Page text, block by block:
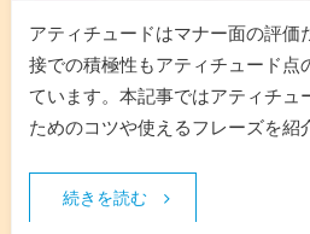
アティチュードはマナー面の評価
接での積極性もアティチュード点
ています。本記事ではアティチュ
ためのコツや使えるフレーズを紹
続きを読む